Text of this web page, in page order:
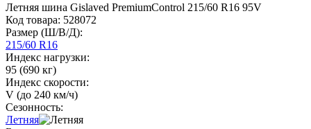
Летняя шина Gislaved PremiumControl 215/60 R16 95V
Код товара: 528072
Размер (Ш/В/Д):
215/60 R16
Индекс нагрузки:
95 (690 кг)
Индекс скорости:
V (до 240 км/ч)
Сезонность:
Летняя